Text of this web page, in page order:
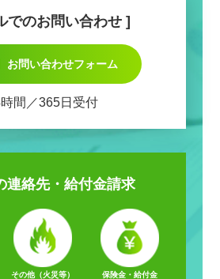
でのお問い合わせ
お問い合わせフォーム
間／365日受付
連絡先・給付金請求
その他（火災等） 保険金・給付金